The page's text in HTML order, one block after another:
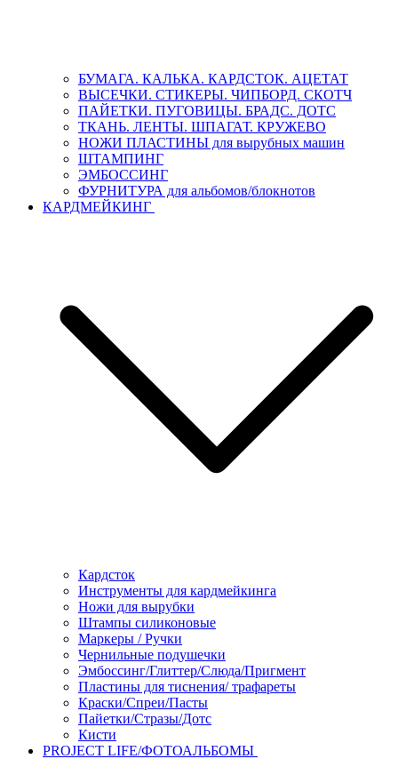
БУМАГА. КАЛЬКА. КАРДСТОК. АЦЕТАТ
ВЫСЕЧКИ. СТИКЕРЫ. ЧИПБОРД. СКОТЧ
ПАЙЕТКИ. ПУГОВИЦЫ. БРАДС. ДОТС
ТКАНЬ. ЛЕНТЫ. ШПАГАТ. КРУЖЕВО
НОЖИ ПЛАСТИНЫ для вырубных машин
ШТАМПИНГ
ЭМБОССИНГ
ФУРНИТУРА для альбомов/блокнотов
КАРДМЕЙКИНГ
Кардсток
Инструменты для кардмейкинга
Ножи для вырубки
Штампы силиконовые
Маркеры / Ручки
Чернильные подушечки
Эмбоссинг/Глиттер/Слюда/Пригмент
Пластины для тиснения/ трафареты
Краски/Спреи/Пасты
Пайетки/Стразы/Дотс
Кисти
PROJECT LIFE/ФОТОАЛЬБОМЫ